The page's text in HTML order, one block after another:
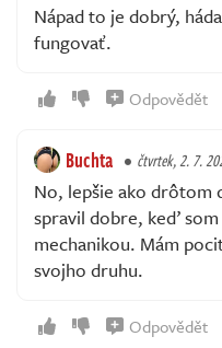
Nápad to je dobrý,
fungovať.
Odpovědět
Buchta čtvrtek, 2. 7.
No, lepšie ako drôtom
spravil dobre, keď som
mechanikou. Mám
svojho druhu.
Odpovědět